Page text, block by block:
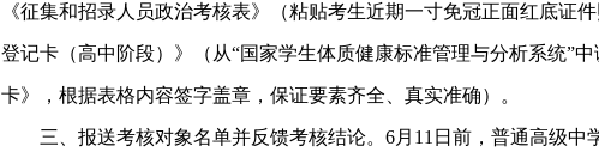
《征集和招录人员政治考核表》（粘贴考生近期一寸免冠正面红底证
登记卡（高中阶段）》（从“国家学生体质健康标准管理与分析系统”
卡》，根据表格内容签字盖章，保证要素齐全、真实准确）。
三、报送考核对象名单并反馈考核结论。6月11日前，普通高级